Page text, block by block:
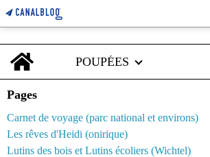
Home
POUPÉES
Pages
Carnet de voyage (parc national et environs)
Les rêves d'Heidi (onirique)
Lutins des bois et Lutins écoliers (Wichtel)